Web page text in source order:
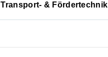
Transport- & Fördertechnik